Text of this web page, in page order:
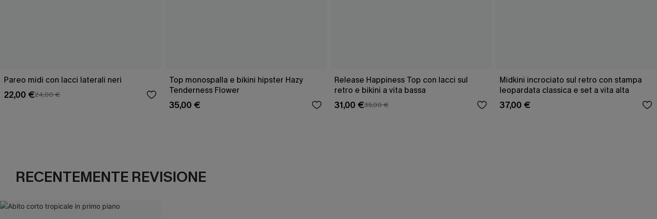
Pareo midi con lacci laterali neri
22,00 €24,00 €
Top monospalla e bikini hipster Hazy
Tenderness Flower
35,00 €
Release Happiness Top con lacci sul
retro e bikini a vita bassa
31,00 €39,00 €
Midkini incrociato sul retro con stampa
leopardata classica e set a vita alta
37,00 €
RECENTEMENTE REVISIONE